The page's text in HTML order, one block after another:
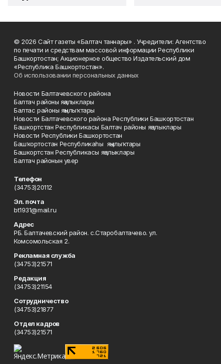
© 2026 Сайт газеты «Балтач таннары» . Учредители: Агентство
по печати и средствам массовой информации Республики
Башкортостан; Акционерное общество Издательский дом
«Республика Башкортостан».
Об использовании персональных данных
Новости Балтачевского района
Балтач районы яңалыклары
Балтас районы яңылыҡтары
Новости Балтачевского района Республики Башкортостан
Башкортстан Республикасы Балтач районы яңалыклары
Новости Республики Башкортостан
Башҡортостан Республикаһы яңылыҡтары
Башкортстан Республикасы яңалыклары
Балтач районын увер
Телефон
(34753)20112
Эл. почта
bt1931@mail.ru
Адрес
РБ. Балтачевский район. с.Старобалтачево. ул.
Комсомольская 2.
Рекламная служба
(34753)21571
Редакция
(34753)21154
Сотрудничество
(34753)21877
Отдел кадров
(34753)21571